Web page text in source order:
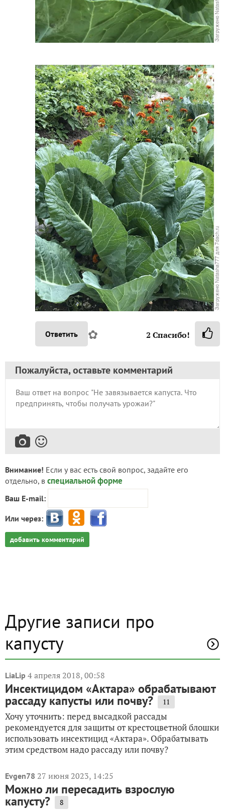
Ответить ✿ 2 Спасибо!
Пожалуйста, оставьте комментарий
Внимание! Если у вас есть свой вопрос, задайте его
отдельно, в специальной форме
Ваш E-mail:
Или через:
добавить комментарий
Другие записи про
капусту
LiaLip 4 апреля 2018, 00:58
Инсектицидом «Актара» обрабатывают
рассаду капусты или почву? 11
Хочу уточнить: перед высадкой рассады
рекомендуется для защиты от крестоцветной блошки
использовать инсектицид «Актара». Обрабатывать
этим средством надо рассаду или почву?
Evgen78 27 июня 2023, 14:25
Можно ли пересадить взрослую
капусту? 8